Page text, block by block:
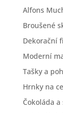
Alfons
Broušené
Dekorační
Moderní
Tašky a
Hrnky na
Čokoláda